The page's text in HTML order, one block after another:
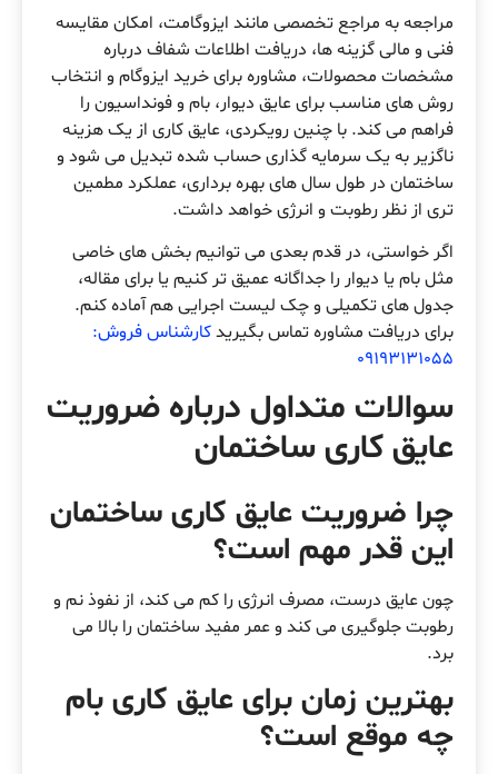
مراجعه به مراجع تخصصی مانند ایزوگامت، امکان مقایسه
فنی و مالی گزینه ها، دریافت اطلاعات شفاف درباره
مشخصات محصولات، مشاوره برای خرید ایزوگام و انتخاب
روش های مناسب برای عایق دیوار، بام و فونداسیون را
فراهم می کند. با چنین رویکردی، عایق کاری از یک هزینه
ناگزیر به یک سرمایه گذاری حساب شده تبدیل می شود و
ساختمان در طول سال های بهره برداری، عملکرد مطمین
تری از نظر رطوبت و انرژی خواهد داشت.
اگر خواستی، در قدم بعدی می توانیم بخش های خاصی
مثل بام یا دیوار را جداگانه عمیق تر کنیم یا برای مقاله،
جدول های تکمیلی و چک لیست اجرایی هم آماده کنم.
برای دریافت مشاوره تماس بگیریدکارشناس فروش:
09193131055
سوالات متداول درباره ضروریت
عایق کاری ساختمان
چرا ضروریت عایق کاری ساختمان
این قدر مهم است؟
چون عایق درست، مصرف انرژی را کم می کند، از نفوذ نم و
رطوبت جلوگیری می کند و عمر مفید ساختمان را بالا می
برد.
بهترین زمان برای عایق کاری بام
چه موقع است؟